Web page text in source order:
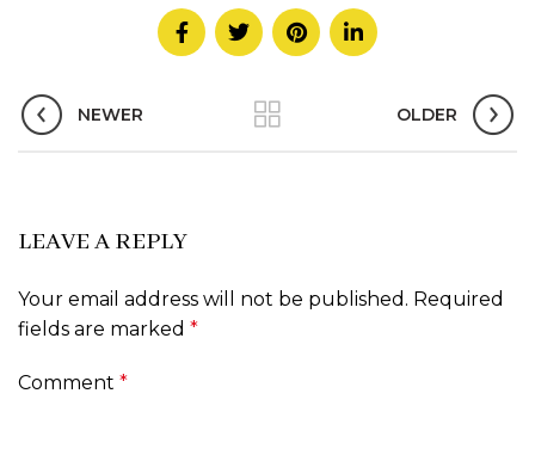
NEWER OLDER
LEAVE A REPLY
Your email address will not be published. Required
fields are marked *
Comment *